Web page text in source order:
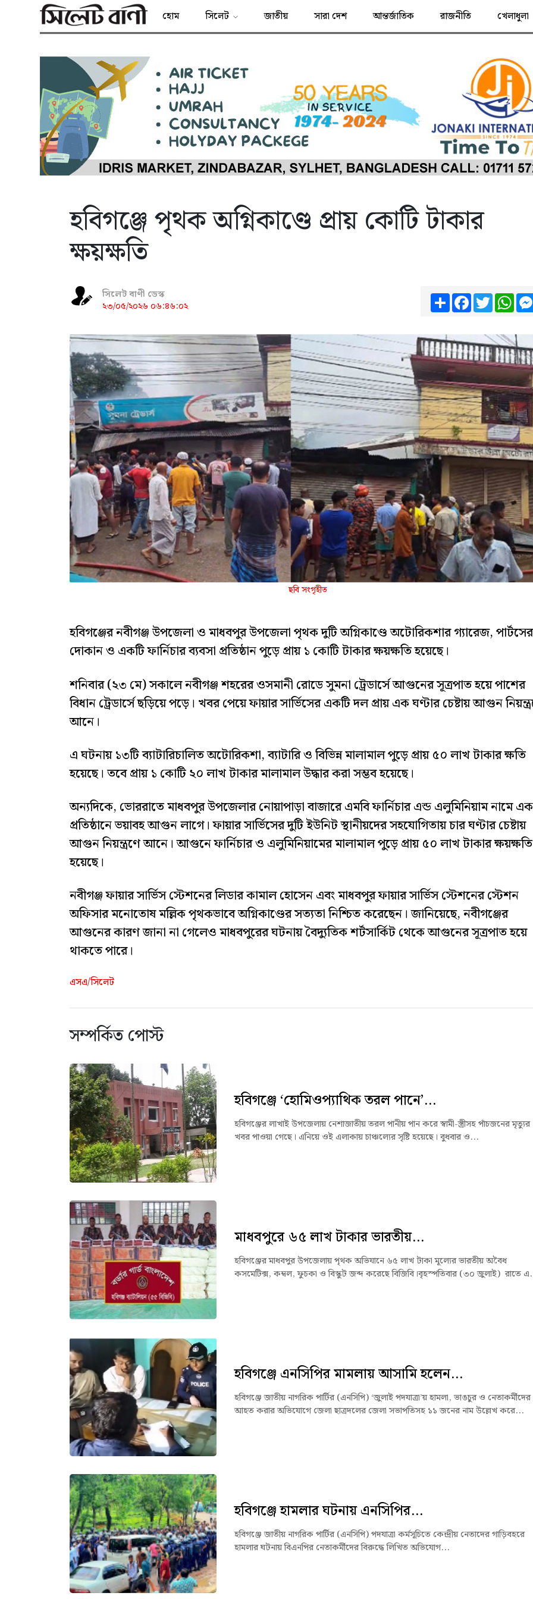
হোম সিলেট জাতীয় সারা দেশ আন্তর্জাতিক রাজনীতি খেলাধুলা
হবিগঞ্জে পৃথক অগ্নিকাণ্ডে প্রায় কোটি টাকার
ক্ষয়ক্ষতি
সিলেট বাণী ডেস্ক
২৩/০৫/২০২৬ ০৬:৪৬:০২
ShareFacebook
Twitter
ছবি সংগৃহীত
হবিগঞ্জের নবীগঞ্জ উপজেলা ও মাধবপুর উপজেলা পৃথক দুটি অগ্নিকাণ্ডে অটোরিকশার গ্যারেজ, পার্টসের
দোকান ও একটি ফার্নিচার ব্যবসা প্রতিষ্ঠান পুড়ে প্রায় ১ কোটি টাকার ক্ষয়ক্ষতি হয়েছে।
শনিবার (২৩ মে) সকালে নবীগঞ্জ শহরের ওসমানী রোডে সুমনা ট্রেডার্সে আগুনের সূত্রপাত হয়ে পাশের
বিধান ট্রেডার্সে ছড়িয়ে পড়ে। খবর পেয়ে ফায়ার সার্ভিসের একটি দল প্রায় এক ঘণ্টার চেষ্টায় আগুন
আনে।
এ ঘটনায় ১৩টি ব্যাটারিচালিত অটোরিকশা, ব্যাটারি ও বিভিন্ন মালামাল পুড়ে প্রায় ৫০ লাখ টাকার ক্ষতি
হয়েছে। তবে প্রায় ১ কোটি ২০ লাখ টাকার মালামাল উদ্ধার করা সম্ভব হয়েছে।
অন্যদিকে, ভোররাতে মাধবপুর উপজেলার নোয়াপাড়া বাজারে এমবি ফার্নিচার এন্ড এলুমিনিয়াম নামে
প্রতিষ্ঠানে ভয়াবহ আগুন লাগে। ফায়ার সার্ভিসের দুটি ইউনিট স্থানীয়দের সহযোগিতায় চার ঘণ্টার চেষ্টায়
আগুন নিয়ন্ত্রণে আনে। আগুনে ফার্নিচার ও এলুমিনিয়ামের মালামাল পুড়ে প্রায় ৫০ লাখ টাকার ক্ষয়ক্ষতি
হয়েছে।
নবীগঞ্জ ফায়ার সার্ভিস স্টেশনের লিডার কামাল হোসেন এবং মাধবপুর ফায়ার সার্ভিস স্টেশনের স্টেশন
অফিসার মনোতোষ মল্লিক পৃথকভাবে অগ্নিকাণ্ডের সত্যতা নিশ্চিত করেছেন। জানিয়েছে, নবীগঞ্জের
আগুনের কারণ জানা না গেলেও মাধবপুরের ঘটনায় বৈদ্যুতিক শর্টসার্কিট থেকে আগুনের সূত্রপাত হয়ে
থাকতে পারে।
এসএ/সিলেট
সম্পর্কিত পোস্ট
হবিগঞ্জে ‘হোমিওপ্যাথিক তরল পানে’...
হবিগঞ্জের লাখাই উপজেলায় নেশাজাতীয় তরল পানীয় পান করে স্বামী-স্ত্রীসহ পাঁচজনের মৃত্যুর
খবর পাওয়া গেছে। এনিয়ে ওই এলাকায় চাঞ্চল্যের সৃষ্টি হয়েছে। বুধবার ও...
মাধবপুরে ৬৫ লাখ টাকার ভারতীয়...
হবিগঞ্জের মাধবপুর উপজেলায় পৃথক অভিযানে ৬৫ লাখ টাকা মূল্যের ভারতীয় অবৈধ
কসমেটিক্স, কম্বল, ফুচকা ও বিস্কুট জব্দ করেছে বিজিবি।বৃহস্পতিবার (৩০ জুলাই) রাতে
হবিগঞ্জে এনসিপির মামলায় আসামি হলেন...
হবিগঞ্জে জাতীয় নাগরিক পার্টির (এনসিপি) ‘জুলাই পদযাত্রা’য় হামলা, ভাঙচুর ও নেতাকর্মীদের
আহত করার অভিযোগে জেলা ছাত্রদলের জেলা সভাপতিসহ ১১ জনের নাম উল্লেখ করে...
হবিগঞ্জে হামলার ঘটনায় এনসিপির...
হবিগঞ্জে জাতীয় নাগরিক পার্টির (এনসিপি) পদযাত্রা কর্মসূচিতে কেন্দ্রীয় নেতাদের গাড়িবহরে
হামলার ঘটনায় বিএনপির নেতাকর্মীদের বিরুদ্ধে লিখিত অভিযোগ...